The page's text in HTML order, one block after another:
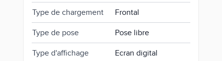
Type de chargement Frontal
Type de pose Pose libre
Type d'affichage Ecran digital